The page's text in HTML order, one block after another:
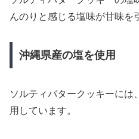
んのりと感じる塩味が甘味を
沖縄県産の塩を使用
ソルティバタークッキーには
用しています。